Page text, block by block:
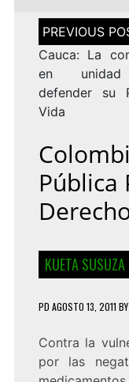
Navegación
de
entradas
Cauca: La
en
defender su
Vida
Pública
KUETA SUSUZA
PD AGOSTO 13, 2011 BY
Contra la
por las